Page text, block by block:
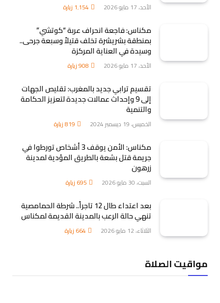
الأحد، 17 مايو 2026 1٬154 زيارة
مكناس: فاجعة انحراف عربة “كوتشي”
بمنطقة بشريشرة تخلف قتيلاً وسبعة جرحى..
وسيدة في العناية المركزة
الأحد، 17 مايو 2026 908زيارة
تقسيم ترابي جديد بالمغرب: تقليص الجهات
إلى 9 وإحداث عمالات جديدة لتعزيز الحكامة
والتنمية
الخميس، 19 ديسمبر 2024 819زيارة
مكناس: الأمن يوقف 3 أشخاص تورطوا في
جريمة قتل بشعة بالطريق المؤدية لمدينة
زرهون
السبت، 30 مايو 2026 695 زيارة
بعد اعتداء طال 12 تاجراً.. شرطة الحمامصية
تنهي حالة الرعب بالمدينة القديمة لمكناس
الثلاثاء، 12 مايو 2026 664 زيارة
مواقيت الصلاة